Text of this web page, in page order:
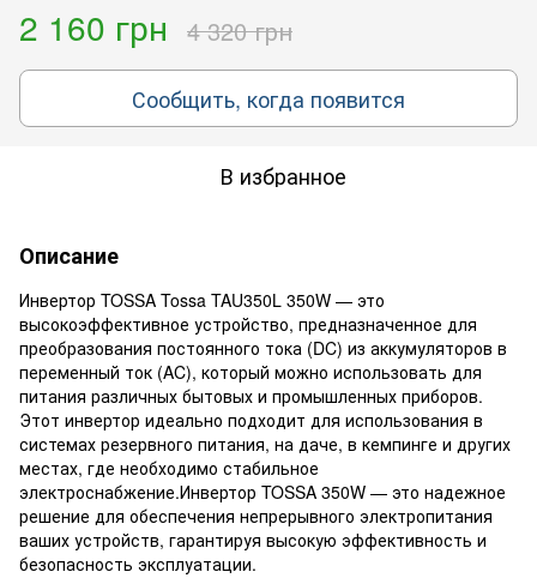
2 160 грн 4 320 грн
Сообщить, когда появится
В избранное
Описание
Инвертор TOSSA Tossa TAU350L 350W — это
высокоэффективное устройство, предназначенное для
преобразования постоянного тока (DC) из аккумуляторов в
переменный ток (AC), который можно использовать для
питания различных бытовых и промышленных приборов.
Этот инвертор идеально подходит для использования в
системах резервного питания, на даче, в кемпинге и других
местах, где необходимо стабильное
электроснабжение.Инвертор TOSSA 350W — это надежное
решение для обеспечения непрерывного электропитания
ваших устройств, гарантируя высокую эффективность и
безопасность эксплуатации.